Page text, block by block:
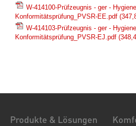
W-414100-Prüfzeugnis - ger - Hygiene
Konformitätsprüfung_PVSR-EE.pdf
W-414103-Prüfzeugnis - ger - Hygiene
Konformitätsprüfung_PVSR-EJ.pdf
Produkte & Lösungen